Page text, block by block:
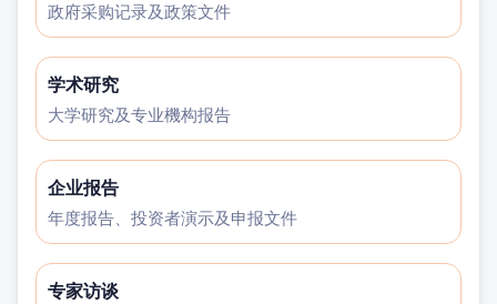
政府采购记录及政策文件
学术研究
大学研究及专业機构报告
企业报告
年度报告、投资者演示及申报文件
专家访谈